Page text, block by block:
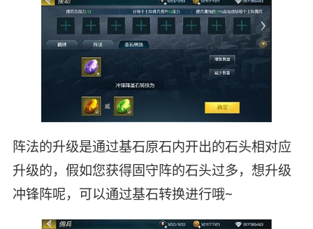
阵法的升级是通过基石原石内开出的石头相对应
升级的，假如您获得固守阵的石头过多，想升级
冲锋阵呢，可以通过基石转换进行哦~